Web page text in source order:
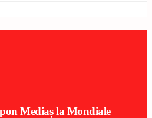
Mediaș la Mondiale